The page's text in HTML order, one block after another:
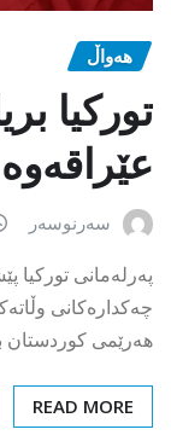
هەواڵ
تورکیا
سەرنوسەر
پەرلەمانی تورکیا
چەکدارەکانی
هەرێمی کوردستان
READ MORE